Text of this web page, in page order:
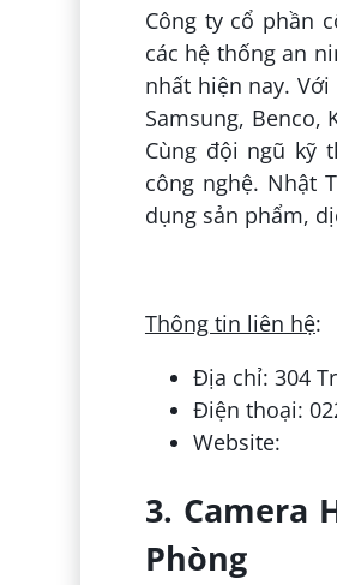
Công ty cổ phần
các hệ thống an
nhất hiện nay.
Samsung,
Cùng đội ngũ kỹ
công nghệ. Nhật
dụng sản phẩm,
Thông tin liên hệ:
Địa chỉ: 304
Điện thoại:
Website:
3. Camera
Phòng